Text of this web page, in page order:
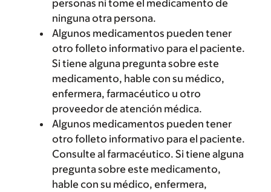
personas ni tome el medicamento de
ninguna otra persona.
Algunos medicamentos pueden tener
otro folleto informativo para el paciente.
Si tiene alguna pregunta sobre este
medicamento, hable con su médico,
enfermera, farmacéutico u otro
proveedor de atención médica.
Algunos medicamentos pueden tener
otro folleto informativo para el paciente.
Consulte al farmacéutico. Si tiene alguna
pregunta sobre este medicamento,
hable con su médico, enfermera,